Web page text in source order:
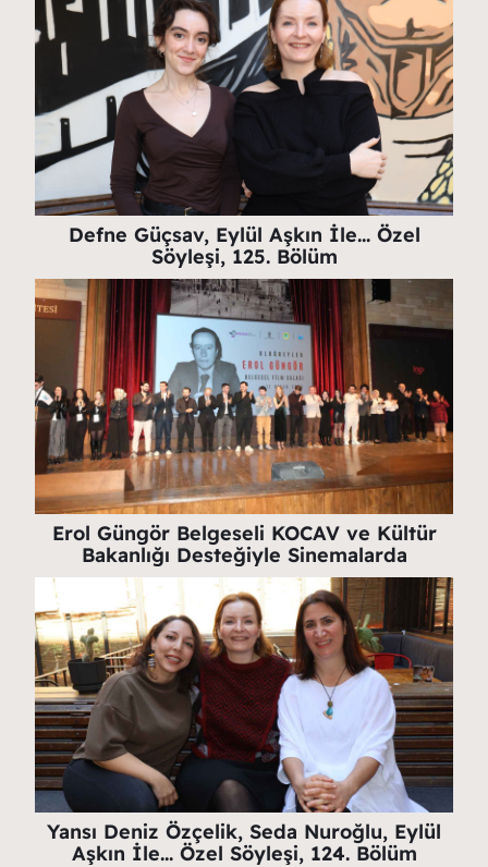
Defne Güçsav, Eylül Aşkın İle… Özel
Söyleşi, 125. Bölüm
Erol Güngör Belgeseli KOCAV ve Kültür
Bakanlığı Desteğiyle Sinemalarda
Yansı Deniz Özçelik, Seda Nuroğlu, Eylül
Aşkın İle… Özel Söyleşi, 124. Bölüm